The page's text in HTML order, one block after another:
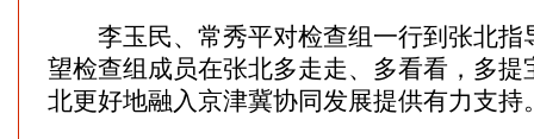
李玉民、常秀平对检查组一行到张北指
望检查组成员在张北多走走、多看看，多提
北更好地融入京津冀协同发展提供有力支持